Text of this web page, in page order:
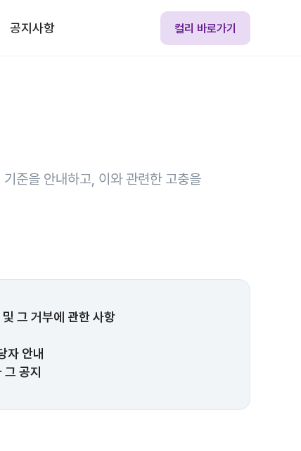
공지사항 컬리 바로가기
준을 안내하고, 이와 관련한 고충을
그 거부에 관한 사항
자 안내
공지